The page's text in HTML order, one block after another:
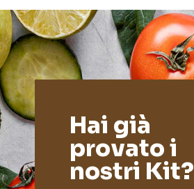
Hai già
provato i
nostri Kit?